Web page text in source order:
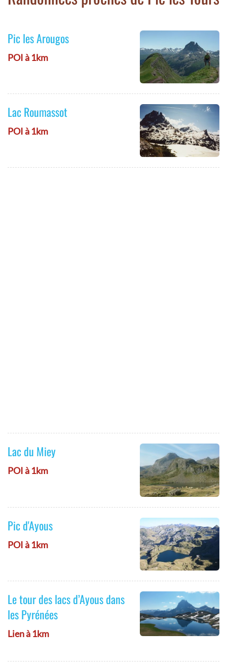
Pic les Arougos
POI à 1km
Lac Roumassot
POI à 1km
Lac du Miey
POI à 1km
Pic d'Ayous
POI à 1km
Le tour des lacs d’Ayous dans
les Pyrénées
Lien à 1km